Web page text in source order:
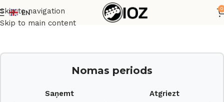
Skip to navigation
Skip to main content
EN
0
Sākums Transporta kastes
Nomas periods
Saņemt Atgriezt